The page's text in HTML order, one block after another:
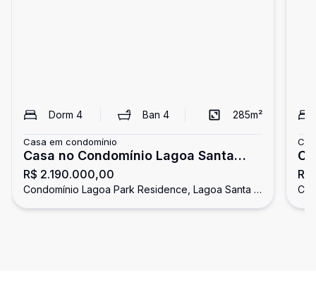
Dorm 4 Ban 4 285m²
Casa em condomínio
Casa no Condomínio Lagoa Santa
Park Residence
R$ 2.190.000,00
Condomínio Lagoa Park Residence, Lagoa Santa -
Casa a venda